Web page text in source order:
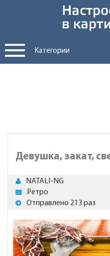
Категории
Девушка, закат,
NATALI-NG
Ретро
Отправлено 213 раз